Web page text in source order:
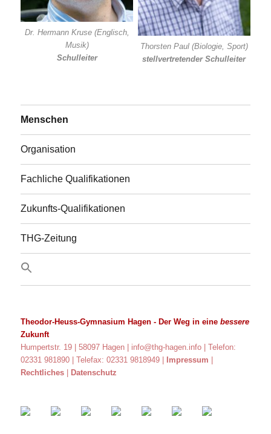
Dr. Hermann Kruse (Englisch,
Musik)
Schulleiter
Thorsten Paul (Biologie, Sport)
stellvertretender Schulleiter
Menschen
Organisation
Fachliche Qualifikationen
Zukunfts-Qualifikationen
THG-Zeitung
Theodor-Heuss-Gymnasium Hagen - Der Weg in einebessere
Zukunft
Humpertstr. 19 | 58097 Hagen | info@thg-hagen.info | Telefon:
02331 981890 | Telefax: 02331 9818949 | Impressum |
Rechtliches | Datenschutz